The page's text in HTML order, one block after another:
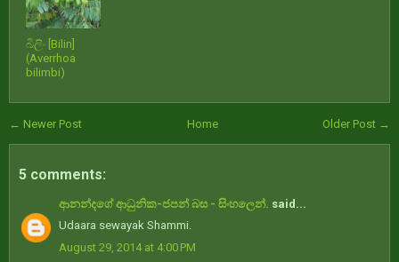
බිලිං [Bilin]
(Averrhoa
bilimbi)
← Newer Post Older Post →
Home
5 comments:
ආනන්දගේ ආධුනික-ජපන් බස - සිංහලෙන්. said...
Udaara sewayak Shammi.
August 29, 2014 at 4:00 PM